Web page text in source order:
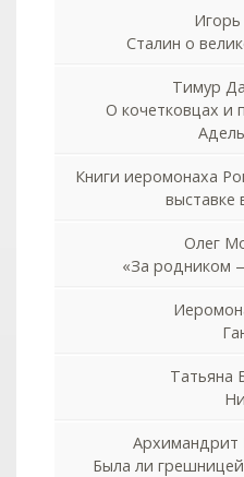
Игорь
Сталин о
Тимур
О кочетковцах и
Книги иеромонаха
выставке
Олег
«За родником
Татьяна
Архимандрит
Была ли